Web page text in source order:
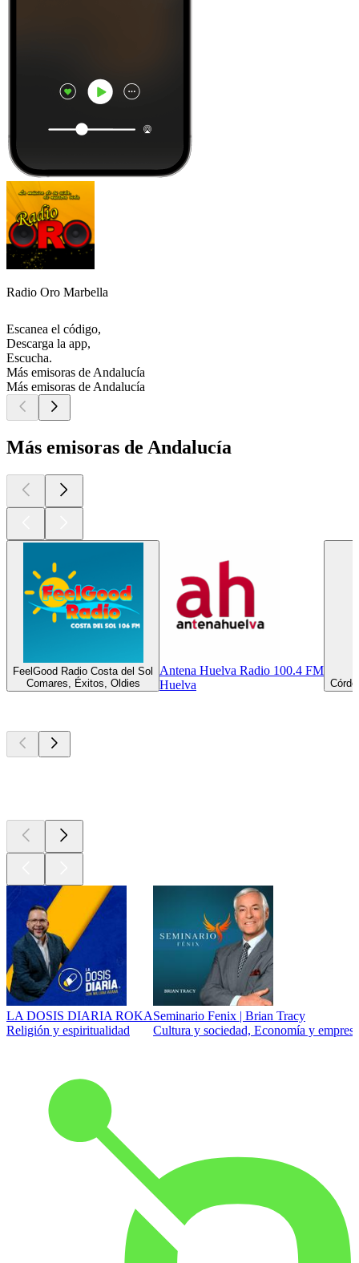
Radio Oro Marbella
Escanea el código,
Descarga la app,
Escucha.
Más emisoras de Andalucía
Más emisoras de Andalucía
Más emisoras de Andalucía
FeelGood Radio Costa del Sol
Comares, Éxitos, Oldies
Antena Huelva Radio 100.4 FM
Huelva
LA DOSIS DIARIA ROKA
Religión y espiritualidad
Seminario Fenix | Brian Tracy
Cultura y sociedad, Economía y